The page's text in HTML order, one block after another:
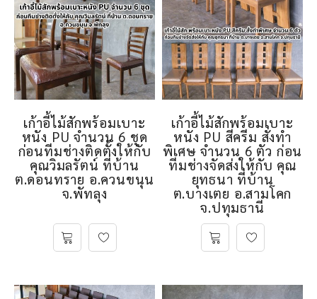
เก้าอี้ไม้สักพร้อมเบาะ
หนัง PU จำนวน 6 ชุด
ก่อนทีมช่างติดตั้งให้กับ
คุณวิมลรัตน์ ที่บ้าน
ต.ดอนทราย อ.ควนขนุน
จ.พัทลุง
เก้าอี้ไม้สักพร้อมเบาะ
หนัง PU สีครีม สั่งทำ
พิเศษ จำนวน 6 ตัว ก่อน
ทีมช่างจัดส่งให้กับ คุณ
ยุทธนา ที่บ้าน
ต.บางเตย อ.สามโคก
จ.ปทุมธานี